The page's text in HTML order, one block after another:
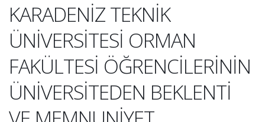
KARADENİZ TEKNİK
ÜNİVERSİTESİ ORMAN
FAKÜLTESİ ÖĞRENCİLERİNİN
ÜNİVERSİTEDEN BEKLENTİ